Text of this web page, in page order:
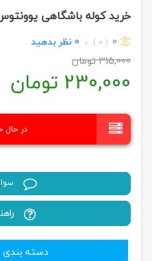
خرید کوله باشگاهی
0
( 0 )
0 نظر بدهید
315,000تومان
230,000 تومان
در
دسته